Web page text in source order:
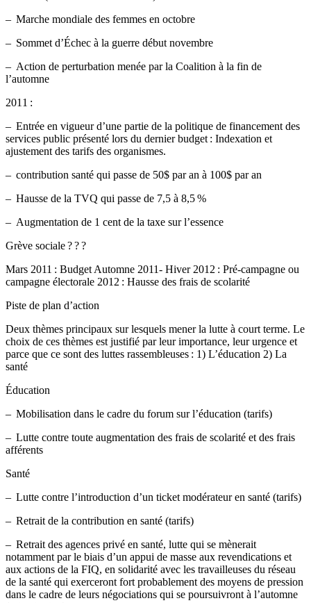
– Marche mondiale des femmes en octobre
– Sommet d’Échec à la guerre début novembre
– Action de perturbation menée par la Coalition à la fin de
l’automne
2011 :
– Entrée en vigueur d’une partie de la politique de financement des
services public présenté lors du dernier budget : Indexation et
ajustement des tarifs des organismes.
– contribution santé qui passe de 50$ par an à 100$ par an
– Hausse de la TVQ qui passe de 7,5 à 8,5 %
– Augmentation de 1 cent de la taxe sur l’essence
Grève sociale ? ? ?
Mars 2011 : Budget Automne 2011- Hiver 2012 : Pré-campagne ou
campagne électorale 2012 : Hausse des frais de scolarité
Piste de plan d’action
Deux thèmes principaux sur lesquels mener la lutte à court terme. Le
choix de ces thèmes est justifié par leur importance, leur urgence et
parce que ce sont des luttes rassembleuses : 1) L’éducation 2) La
santé
Éducation
– Mobilisation dans le cadre du forum sur l’éducation (tarifs)
– Lutte contre toute augmentation des frais de scolarité et des frais
afférents
Santé
– Lutte contre l’introduction d’un ticket modérateur en santé (tarifs)
– Retrait de la contribution en santé (tarifs)
– Retrait des agences privé en santé, lutte qui se mènerait
notamment par le biais d’un appui de masse aux revendications et
aux actions de la FIQ, en solidarité avec les travailleuses du réseau
de la santé qui exerceront fort probablement des moyens de pression
dans le cadre de leurs négociations qui se poursuivront à l’automne